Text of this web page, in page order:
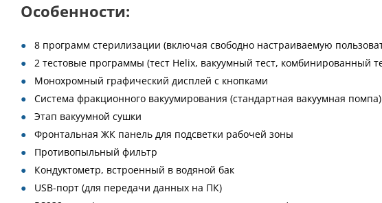
Особенности:
8 программ стерилизации (включая свободно настраиваемую
2 тестовые программы (тест Helix, вакуумный тест, комбинированный
Монохромный графический дисплей с кнопками
Система фракционного вакуумирования (стандартная вакуумная помпа)
Этап вакуумной сушки
Фронтальная ЖК панель для подсветки рабочей зоны
Противопыльный фильтр
Кондуктометр, встроенный в водяной бак
USB-порт (для передачи данных на ПК)